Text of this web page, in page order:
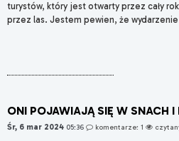
turystów, który jest otwarty przez cały
przez las. Jestem pewien, że
ONI POJAWIAJĄ SIĘ W SNACH
Śr, 6 mar 2024 05:36 komentarze: 1